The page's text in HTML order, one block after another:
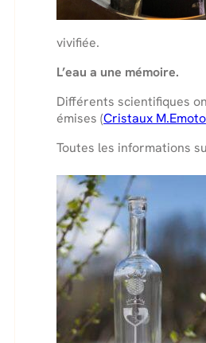
vivifiée.
L’eau a une mémoire.
Différents scientifiques
émises (Cristaux M.Emoto
Toutes les informations